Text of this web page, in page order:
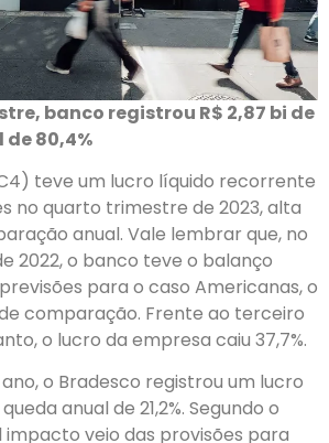
banco registrou R$ 2,87 bi de
80,4%
teve um lucro líquido recorrente
no quarto trimestre de 2023, alta
anual. Vale lembrar que, no
2022, o banco teve o balanço
para o caso Americanas, o
comparação. Frente ao terceiro
o lucro da empresa caiu 37,7%.
o Bradesco registrou um lucro
anual de 21,2%. Segundo o
veio das provisões para